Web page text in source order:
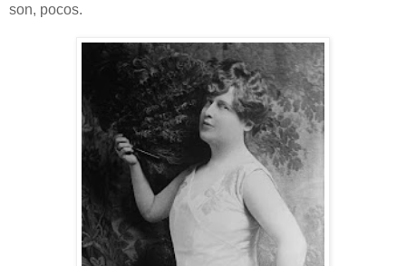
son, pocos.